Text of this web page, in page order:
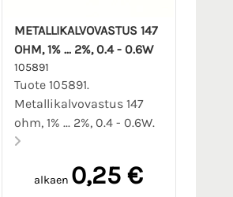
METALLIKALVOVASTUS 147
OHM, 1% ... 2%, 0.4 - 0.6W
105891
Tuote 105891.
Metallikalvovastus 147
ohm, 1% ... 2%, 0.4 - 0.6W.
alkaen 0,25 €